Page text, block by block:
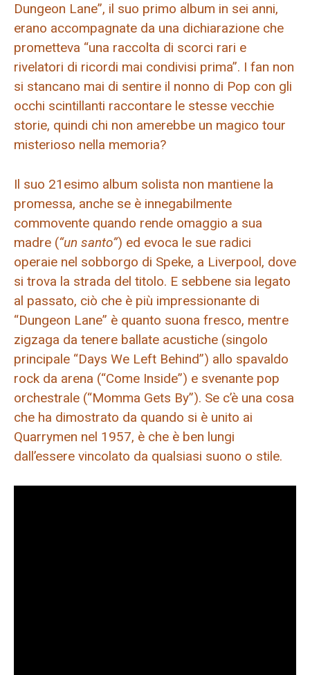
Dungeon Lane”, il suo primo album in sei anni,
erano accompagnate da una dichiarazione che
prometteva “una raccolta di scorci rari e
rivelatori di ricordi mai condivisi prima”. I fan non
si stancano mai di sentire il nonno di Pop con gli
occhi scintillanti raccontare le stesse vecchie
storie, quindi chi non amerebbe un magico tour
misterioso nella memoria?
Il suo 21esimo album solista non mantiene la
promessa, anche se è innegabilmente
commovente quando rende omaggio a sua
madre (“un santo”) ed evoca le sue radici
operaie nel sobborgo di Speke, a Liverpool, dove
si trova la strada del titolo. E sebbene sia legato
al passato, ciò che è più impressionante di
“Dungeon Lane” è quanto suona fresco, mentre
zigzaga da tenere ballate acustiche (singolo
principale “Days We Left Behind”) allo spavaldo
rock da arena (“Come Inside”) e svenante pop
orchestrale (“Momma Gets By”). Se c’è una cosa
che ha dimostrato da quando si è unito ai
Quarrymen nel 1957, è che è ben lungi
dall’essere vincolato da qualsiasi suono o stile.